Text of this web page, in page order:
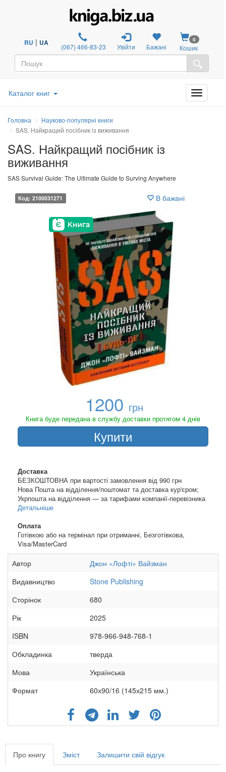
RU | UA (067) 466-83-23 Увійти Бажані
0
Кошик
Каталог книг
Головна
Науково-популярні книги
SAS. Найкращий посібник із виживання
SAS. Найкращий посібник із
виживання
SAS Survival Guide: The Ultimate Guide to Surving Anywhere
Код: 2100031271 В бажані
1200 грн
Книга буде передана в службу доставки протягом 4 днів
Купити
Доставка
БЕЗКОШТОВНА при вартості замовлення від 990 грн
Нова Пошта на відділення/поштомат та доставка кур'єром;
Укрпошта на відділення — за тарифами компанії-перевізника
Детальніше
Оплата
Готівкою або на термінал при отриманні, Безготівкова,
Visa/MasterCard
Автор
Джон «Лофті» Вайзман
Видавництво
Stone Publishing
Сторінок
680
Рік
2025
ISBN
978-966-948-768-1
Обкладинка
тверда
Мова
Українська
Формат
60х90/16 (145х215 мм.)
Про книгу Зміст Залишити свій відгук